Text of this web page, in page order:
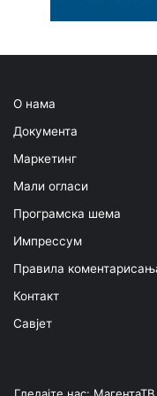
О нама
Документа
Маркетинг
Мали огласи
Програмска шема
Импрессум
Правила
Контакт
Савјет
Гледајте нас: